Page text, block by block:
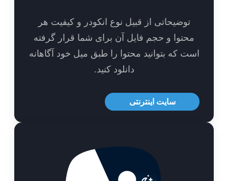
توضیحاتی از قبیل نوع انکودر و کیفیت هر
و حجم فایل آن برای شما قرار گرفته
که بتوانید محتوا را طبق میل خود آگاهانه
دانلود کنید.
سایت اینترنتی